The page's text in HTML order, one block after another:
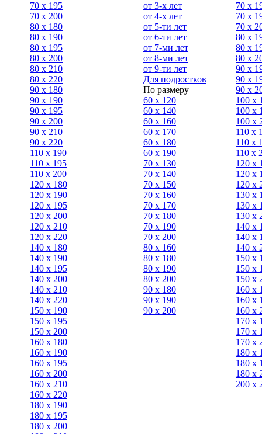
70 х 195
70 х 200
80 х 180
80 х 190
80 х 195
80 х 200
80 x 210
80 x 220
90 x 180
90 х 190
90 х 195
90 х 200
90 x 210
90 x 220
110 x 190
110 x 195
110 x 200
120 x 180
120 х 190
120 х 195
120 х 200
120 x 210
120 x 220
140 x 180
140 х 190
140 х 195
140 х 200
140 x 210
140 x 220
150 х 190
150 х 195
150 х 200
160 x 180
160 х 190
160 х 195
160 х 200
160 x 210
160 x 220
180 х 190
180 х 195
180 х 200
от 3-х лет
от 4-х лет
от 5-ти лет
от 6-ти лет
от 7-ми лет
от 8-ми лет
от 9-ти лет
Для подростков
По размеру
60 х 120
60 х 140
60 х 160
60 х 170
60 х 180
60 х 190
70 х 130
70 х 140
70 х 150
70 х 160
70 х 170
70 х 180
70 х 190
70 х 200
80 х 160
80 х 180
80 x 190
80 x 200
90 х 180
90 x 190
90 x 200
70 x
70 х
70 x
80 x
80 x
80 x
90 x
90 x
90 x
100 x
100 х
100 x
110 x
110 х
110 х
120 х
120 х
120 х
130 х
130 х
130 х
140 х
140 х
140 х
150 х
150 х
150 х
160 х
160 х
160 х
170 х
170 х
170 х
180 х
180 х
180 х
200 x